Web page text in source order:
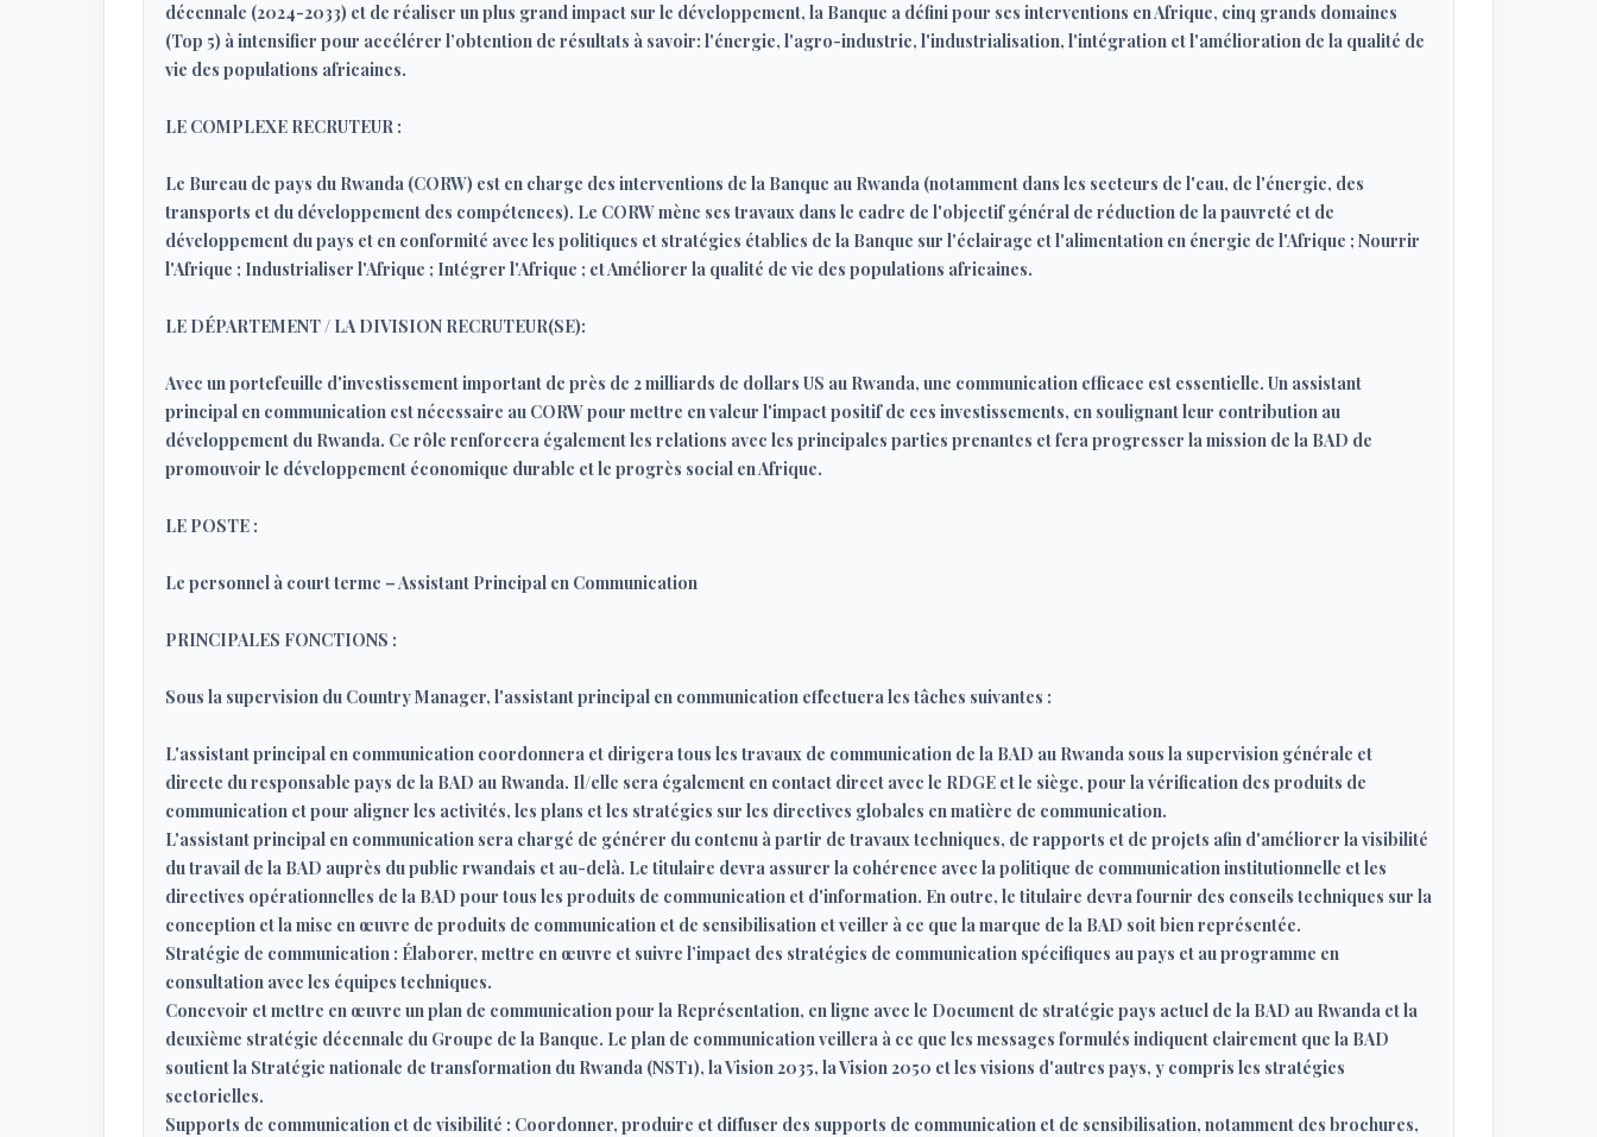
décennale (2024-2033) et de réaliser un plus grand impact sur le développement, la Banque a défini pour ses interventions en Afrique, cinq grands domaines
(Top 5) à intensifier pour accélérer l’obtention de résultats à savoir: l'énergie, l'agro-industrie, l'industrialisation, l'intégration et l'amélioration de la qualité de
vie des populations africaines.
LE COMPLEXE RECRUTEUR :
Le Bureau de pays du Rwanda (CORW) est en charge des interventions de la Banque au Rwanda (notamment dans les secteurs de l'eau, de l'énergie, des
transports et du développement des compétences). Le CORW mène ses travaux dans le cadre de l'objectif général de réduction de la pauvreté et de
développement du pays et en conformité avec les politiques et stratégies établies de la Banque sur l'éclairage et l'alimentation en énergie de l'Afrique ; Nourrir
l'Afrique ; Industrialiser l'Afrique ; Intégrer l'Afrique ; et Améliorer la qualité de vie des populations africaines.
LE DÉPARTEMENT / LA DIVISION RECRUTEUR(SE):
Avec un portefeuille d'investissement important de près de 2 milliards de dollars US au Rwanda, une communication efficace est essentielle. Un assistant
principal en communication est nécessaire au CORW pour mettre en valeur l'impact positif de ces investissements, en soulignant leur contribution au
développement du Rwanda. Ce rôle renforcera également les relations avec les principales parties prenantes et fera progresser la mission de la BAD de
promouvoir le développement économique durable et le progrès social en Afrique.
LE POSTE :
Le personnel à court terme – Assistant Principal en Communication
PRINCIPALES FONCTIONS :
Sous la supervision du Country Manager, l'assistant principal en communication effectuera les tâches suivantes :
L'assistant principal en communication coordonnera et dirigera tous les travaux de communication de la BAD au Rwanda sous la supervision générale et
directe du responsable pays de la BAD au Rwanda. Il/elle sera également en contact direct avec le RDGE et le siège, pour la vérification des produits de
communication et pour aligner les activités, les plans et les stratégies sur les directives globales en matière de communication.
L'assistant principal en communication sera chargé de générer du contenu à partir de travaux techniques, de rapports et de projets afin d'améliorer la visibilité
du travail de la BAD auprès du public rwandais et au-delà. Le titulaire devra assurer la cohérence avec la politique de communication institutionnelle et les
directives opérationnelles de la BAD pour tous les produits de communication et d'information. En outre, le titulaire devra fournir des conseils techniques sur la
conception et la mise en œuvre de produits de communication et de sensibilisation et veiller à ce que la marque de la BAD soit bien représentée.
Stratégie de communication : Élaborer, mettre en œuvre et suivre l’impact des stratégies de communication spécifiques au pays et au programme en
consultation avec les équipes techniques.
Concevoir et mettre en œuvre un plan de communication pour la Représentation, en ligne avec le Document de stratégie pays actuel de la BAD au Rwanda et la
deuxième stratégie décennale du Groupe de la Banque. Le plan de communication veillera à ce que les messages formulés indiquent clairement que la BAD
soutient la Stratégie nationale de transformation du Rwanda (NST1), la Vision 2035, la Vision 2050 et les visions d'autres pays, y compris les stratégies
sectorielles.
Supports de communication et de visibilité : Coordonner, produire et diffuser des supports de communication et de sensibilisation, notamment des brochures,